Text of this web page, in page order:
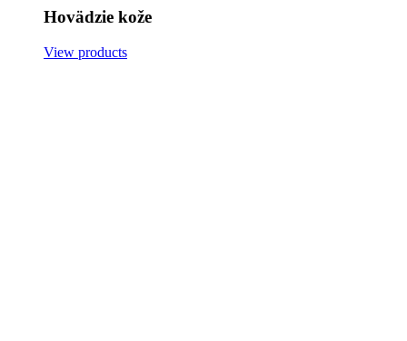
Hovädzie kože
View products